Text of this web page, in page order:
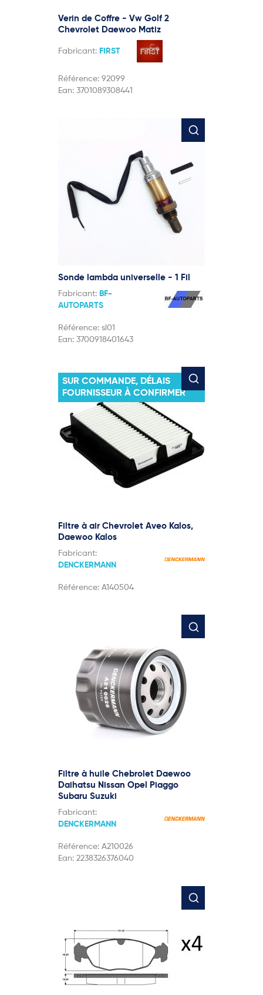
Verin de Coffre - Vw Golf 2
Chevrolet Daewoo Matiz
Fabricant: FIRST
Référence: 92099
Ean: 3701089308441
Sonde lambda universelle - 1 Fil
Fabricant: BF-
AUTOPARTS
Référence: sl01
Ean: 3700918401643
Filtre à air Chevrolet Aveo Kalos,
Daewoo Kalos
Fabricant:
DENCKERMANN
Référence: A140504
SUR COMMANDE, DÉLAIS
FOURNISSEUR À CONFIRMER
Filtre à huile Chebrolet Daewoo
Daihatsu Nissan Opel Piaggo
Subaru Suzuki
Fabricant:
DENCKERMANN
Référence: A210026
Ean: 2238326376040